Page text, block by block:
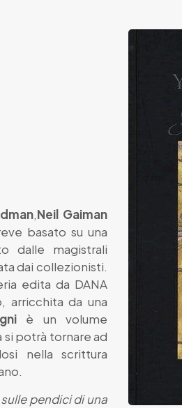
,Neil Gaiman
basato su una
dalle magistrali
dai collezionisti.
edita da DANA
arricchita da una
è un volume
potrà tornare ad
nella scrittura
pendici di una